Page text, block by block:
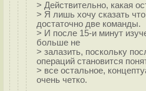
> Действительно, какая
> Я лишь хочу сказать
достаточно две команды.
> И после 15-и минут
больше не
> залазить, поскольку
операций становится
> все остальное,
очень четко.